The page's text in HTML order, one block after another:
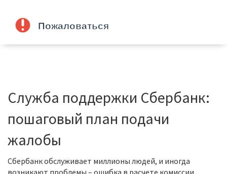
Служба поддержки Сбербанк:
пошаговый план подачи
жалобы
Сбербанк обслуживает миллионы людей, и иногда
возникают проблемы – ошибка в расчете комиссии,